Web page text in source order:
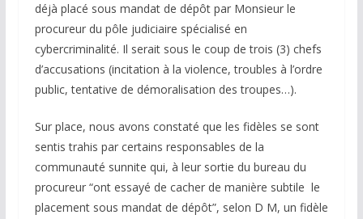
déjà placé sous mandat de dépôt par Monsieur le
procureur du pôle judiciaire spécialisé en
cybercriminalité. Il serait sous le coup de trois (3) chefs
d’accusations (incitation à la violence, troubles à l’ordre
public, tentative de démoralisation des troupes…).
Sur place, nous avons constaté que les fidèles se sont
sentis trahis par certains responsables de la
communauté sunnite qui, à leur sortie du bureau du
procureur “ont essayé de cacher de manière subtile le
placement sous mandat de dépôt”, selon D M, un fidèle